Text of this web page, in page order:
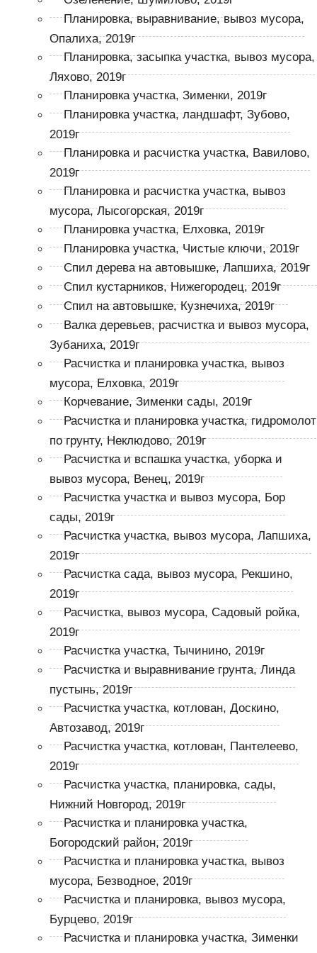
Планировка, выравнивание, вывоз мусора,
Опалиха, 2019г
Планировка, засыпка участка, вывоз мусора,
Ляхово, 2019г
Планировка участка, Зименки, 2019г
Планировка участка, ландшафт, Зубово,
2019г
Планировка и расчистка участка, Вавилово,
2019г
Планировка и расчистка участка, вывоз
мусора, Лысогорская, 2019г
Планировка участка, Елховка, 2019г
Планировка участка, Чистые ключи, 2019г
Спил дерева на автовышке, Лапшиха, 2019г
Спил кустарников, Нижегородец, 2019г
Спил на автовышке, Кузнечиха, 2019г
Валка деревьев, расчистка и вывоз мусора,
Зубаниха, 2019г
Расчистка и планировка участка, вывоз
мусора, Елховка, 2019г
Корчевание, Зименки сады, 2019г
Расчистка и планировка участка, гидромолот
по грунту, Неклюдово, 2019г
Расчистка и вспашка участка, уборка и
вывоз мусора, Венец, 2019г
Расчистка участка и вывоз мусора, Бор
сады, 2019г
Расчистка участка, вывоз мусора, Лапшиха,
2019г
Расчистка сада, вывоз мусора, Рекшино,
2019г
Расчистка, вывоз мусора, Садовый ройка,
2019г
Расчистка участка, Тычинино, 2019г
Расчистка и выравнивание грунта, Линда
пустынь, 2019г
Расчистка участка, котлован, Доскино,
Автозавод, 2019г
Расчистка участка, котлован, Пантелеево,
2019г
Расчистка участка, планировка, сады,
Нижний Новгород, 2019г
Расчистка и планировка участка,
Богородский район, 2019г
Расчистка и планировка участка, вывоз
мусора, Безводное, 2019г
Расчистка и планировка, вывоз мусора,
Бурцево, 2019г
Расчистка и планировка участка, Зименки